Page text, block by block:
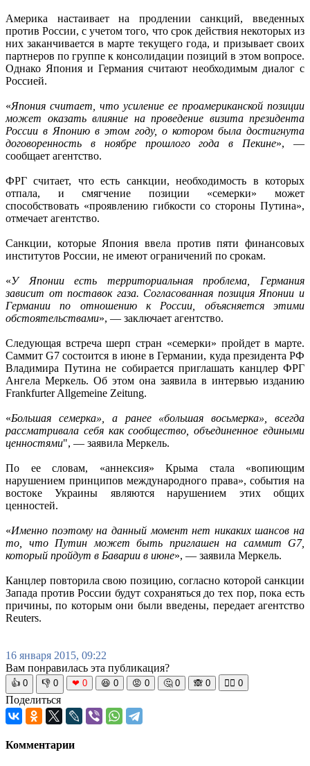
Америка настаивает на продлении санкций, введенных
против России, с учетом того, что срок действия некоторых из
них заканчивается в марте текущего года, и призывает своих
партнеров по группе к консолидации позиций в этом вопросе.
Однако Япония и Германия считают необходимым диалог с
Россией.
«Япония считает, что усиление ее проамериканской позиции
может оказать влияние на проведение визита президента
России в Японию в этом году, о котором была достигнута
договоренность в ноябре прошлого года в Пекине», —
сообщает агентство.
ФРГ считает, что есть санкции, необходимость в которых
отпала, и смягчение позиции «семерки» может
способствовать «проявлению гибкости со стороны Путина»,
отмечает агентство.
Санкции, которые Япония ввела против пяти финансовых
институтов России, не имеют ограничений по срокам.
«У Японии есть территориальная проблема, Германия
зависит от поставок газа. Согласованная позиция Японии и
Германии по отношению к России, объясняется этими
обстоятельствами», — заключает агентство.
Следующая встреча шерп стран «семерки» пройдет в марте.
Саммит G7 состоится в июне в Германии, куда президента РФ
Владимира Путина не собирается приглашать канцлер ФРГ
Ангела Меркель. Об этом она заявила в интервью изданию
Frankfurter Allgemeine Zeitung.
«Большая семерка», а ранее «большая восьмерка», всегда
рассматривала себя как сообщество, объединенное едиными
ценностями", — заявила Меркель.
По ее словам, «аннексия» Крыма стала «вопиющим
нарушением принципов международного права», события на
востоке Украины являются нарушением этих общих
ценностей.
«Именно поэтому на данный момент нет никаких шансов на
то, что Путин может быть приглашен на саммит G7,
который пройдут в Баварии в июне», — заявила Меркель.
Канцлер повторила свою позицию, согласно которой санкции
Запада против России будут сохраняться до тех пор, пока есть
причины, по которым они были введены, передает агентство
Reuters.
16 января 2015, 09:22
Вам понравилась эта публикация?
👍 0 👎 0 ❤ 0 😆 0 😡 0 🤔 0 🙈 0 🧘‍♀️ 0
Поделиться
Комментарии